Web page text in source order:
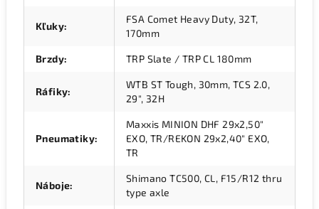
Kľuky:
FSA Comet Heavy Duty, 32T,
170mm
Brzdy: TRP Slate / TRP CL 180mm
Ráfiky:
WTB ST Tough, 30mm, TCS 2.0,
29", 32H
Pneumatiky:
Maxxis MINION DHF 29x2,50"
EXO, TR/REKON 29x2,40" EXO,
TR
Náboje:
Shimano TC500, CL, F15/R12 thru
type axle